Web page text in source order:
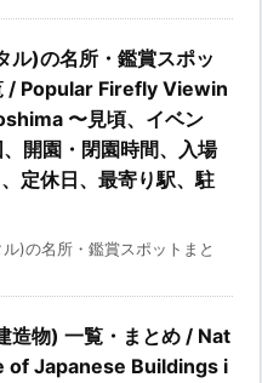
ル)の名所・鑑賞スポッ
/ Popular Firefly Viewin
〜見頃、イベン
、開園・閉園時間、入場
定休日、最寄り駅、駐
)の名所・鑑賞スポットまと
造物) 一覧・まとめ / Nat
of Japanese Buildings i